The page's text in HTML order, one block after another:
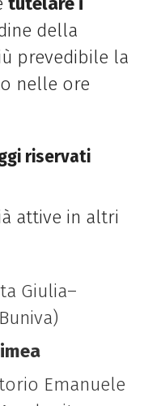
della
prevedibile la
nelle ore
riservati
attive in altri
Giulia–
Emanuele